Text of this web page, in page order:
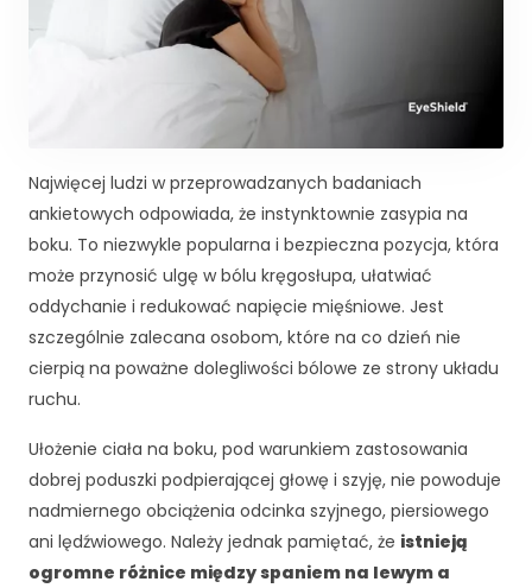
Najwięcej ludzi w przeprowadzanych badaniach
ankietowych odpowiada, że instynktownie zasypia na
boku. To niezwykle popularna i bezpieczna pozycja, która
może przynosić ulgę w bólu kręgosłupa, ułatwiać
oddychanie i redukować napięcie mięśniowe. Jest
szczególnie zalecana osobom, które na co dzień nie
cierpią na poważne dolegliwości bólowe ze strony układu
ruchu.
Ułożenie ciała na boku, pod warunkiem zastosowania
dobrej poduszki podpierającej głowę i szyję, nie powoduje
nadmiernego obciążenia odcinka szyjnego, piersiowego
ani lędźwiowego. Należy jednak pamiętać, że istnieją
ogromne różnice między spaniem na lewym a
st
k
a
A
b
m
y
o
gl
o
p